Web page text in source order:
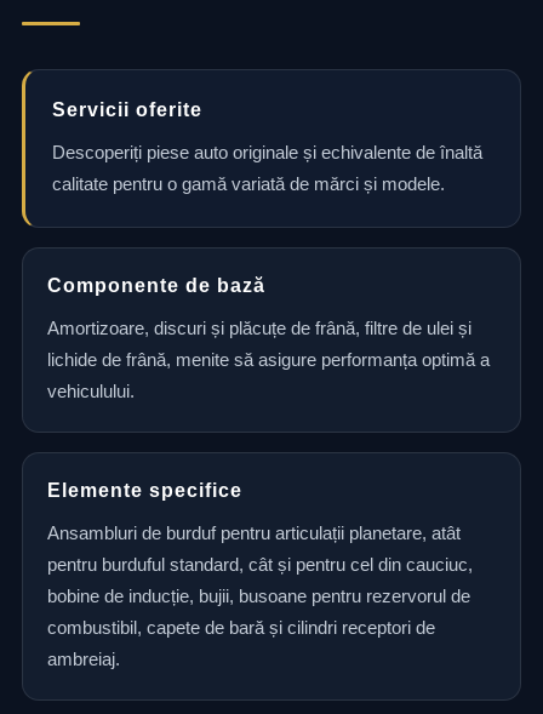
Servicii oferite
Descoperiți piese auto originale și echivalente de înaltă
calitate pentru o gamă variată de mărci și modele.
Componente de bază
Amortizoare, discuri și plăcuțe de frână, filtre de ulei și
lichide de frână, menite să asigure performanța optimă a
vehiculului.
Elemente specifice
Ansambluri de burduf pentru articulații planetare, atât
pentru burduful standard, cât și pentru cel din cauciuc,
bobine de inducție, bujii, busoane pentru rezervorul de
combustibil, capete de bară și cilindri receptori de
ambreiaj.